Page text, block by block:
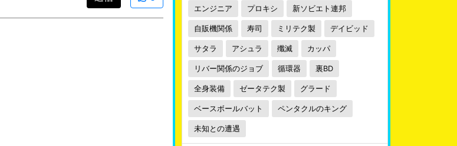
エンジニア プロキシ 新ソビエト連邦
自販機関係 寿司 ミリテク製 デイビッド
サタラ アシュラ 殲滅 カッパ
リバー関係のジョブ 循環器 裏BD
全身装備 ゼータテク製 グラード
ベースボールバット ペンタクルのキング
未知との遭遇